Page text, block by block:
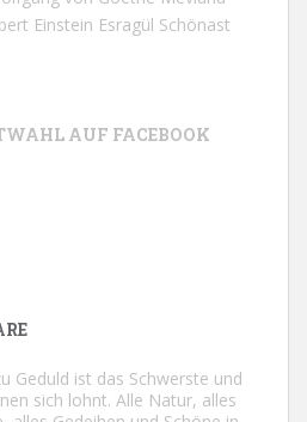
Einstein Esragül Schönast
AUF FACEBOOK
Geduld ist das Schwerste und
sich lohnt. Alle Natur, alles